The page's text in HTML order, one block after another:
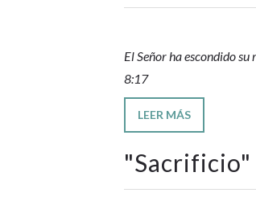
El Señor ha escondido su
8:17
LEER MÁS
"Sacrificio"